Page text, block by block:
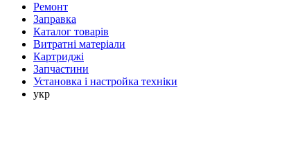
Ремонт
Заправка
Каталог товарів
Витратні матеріали
Картриджі
Запчастини
Установка і настройка техніки
укр